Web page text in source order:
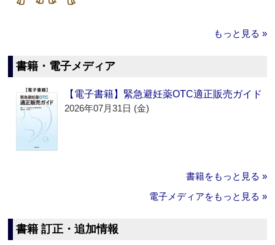
もっと見る »
書籍・電子メディア
【電子書籍】緊急避妊薬OTC適正販売ガイド
2026年07月31日 (金)
書籍をもっと見る »
電子メディアをもっと見る »
書籍 訂正・追加情報